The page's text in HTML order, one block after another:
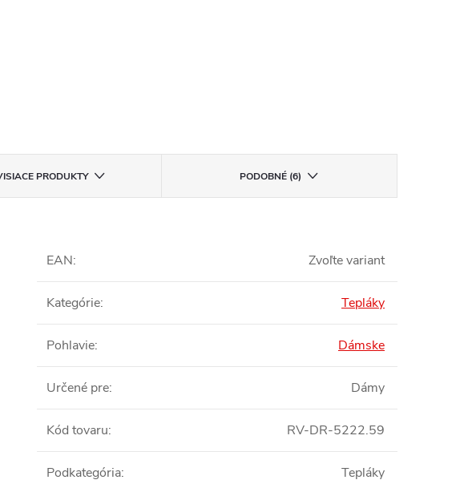
PRODUKTY PODOBNÉ (6)
EAN: Zvoľte variant
Kategórie: Tepláky
Pohlavie: Dámske
Určené pre: Dámy
Kód tovaru: RV-DR-5222.59
Podkategória: Tepláky